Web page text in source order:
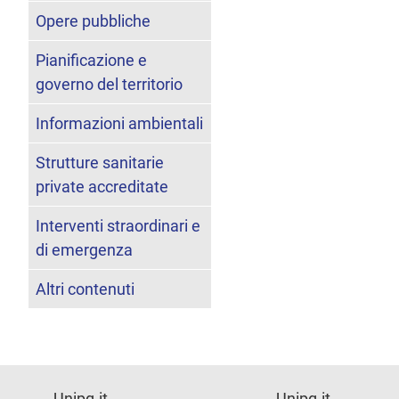
Opere pubbliche
Pianificazione e
governo del territorio
Informazioni ambientali
Strutture sanitarie
private accreditate
Interventi straordinari e
di emergenza
Altri contenuti